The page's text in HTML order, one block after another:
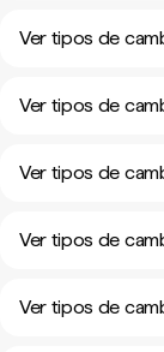
Ver tipos de
Ver tipos de
Ver tipos de
Ver tipos de
Ver tipos de